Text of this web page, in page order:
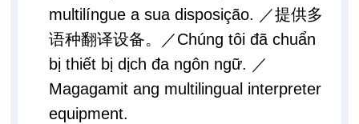
multilíngue a sua disposição. ／提供多
语种翻译设备。／Chúng tôi đã chuẩn
bị thiết bị dịch đa ngôn ngữ. ／
Magagamit ang multilingual interpreter
equipment.